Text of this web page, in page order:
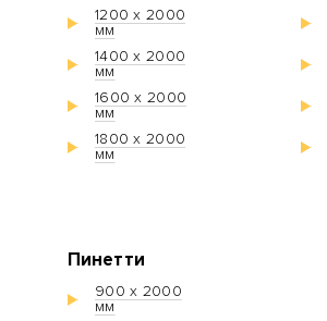
1200 х 2000
мм
1400 х 2000
мм
1600 х 2000
мм
1800 х 2000
мм
Пинетти
900 х 2000
мм